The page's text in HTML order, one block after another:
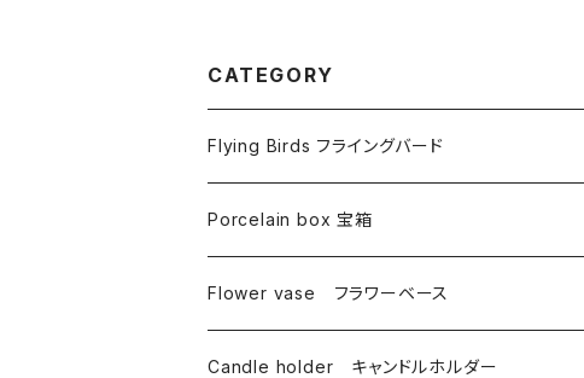
CATEGORY
Flying Birds フライングバード
Porcelain box 宝箱
Flower vase フラワーベース
Candle holder キャンドルホルダー